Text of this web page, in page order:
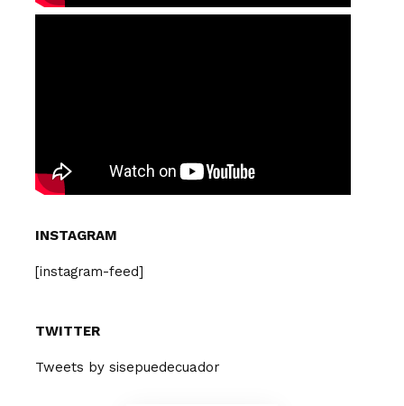
INSTAGRAM
[instagram-feed]
TWITTER
Tweets by sisepuedecuador